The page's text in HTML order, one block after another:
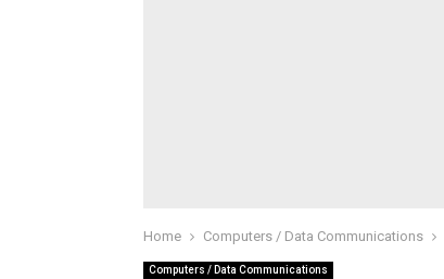
Home Computers / Data Communications
Computers / Data Communications